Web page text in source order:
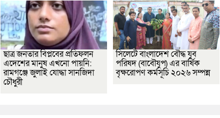
ছাত্র জনতার বিপ্লবের প্রতিফলন
এদেশের মানুষ এখনো পায়নি:
রামগঞ্জে জুলাই যোদ্ধা সানজিদা
চৌধুরী
সিলেটে বাংলাদেশ বৌদ্ধ যুব
পরিষদ (বাবৌযুপ) এর বার্ষিক
বৃক্ষরোপণ কর্মসূচি ২০২৬ সম্পন্ন